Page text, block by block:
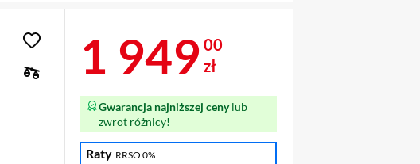
Cena 1 949 zł
1 949 00
zł
Gwarancja najniższej cenylub
zwrot różnicy!
Raty RRSO 0%